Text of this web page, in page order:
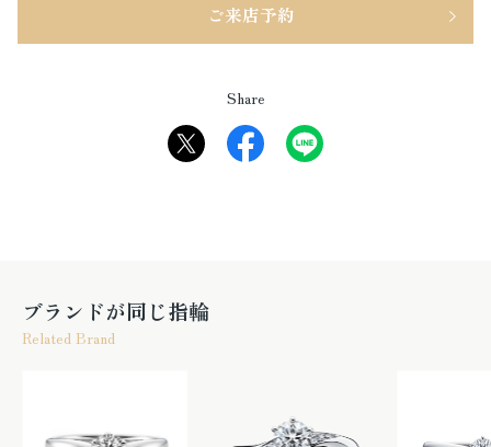
ご来店予約
Share
ブランドが同じ指輪
Related Brand